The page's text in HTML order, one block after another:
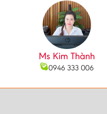
Ms Kim Thành
0946 333 006